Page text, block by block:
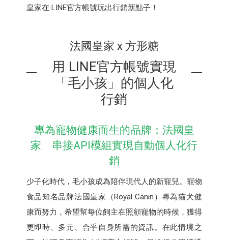
皇家在 LINE官方帳號玩出行銷新點子！
法國皇家 x 方形糖
用 LINE官方帳號實現
「毛小孩」的個人化
行銷
專為寵物健康而生的品牌：法國皇
家 串接API模組實現自動個人化行
銷
少子化時代，毛小孩成為陪伴現代人的新寵兒。寵物
食品知名品牌法國皇家（Royal Canin）專為猫犬健
康而努力，希望幫每位飼主在照顧寵物的時候，獲得
更即時、多元、合乎自身所需的資訊。在此情境之